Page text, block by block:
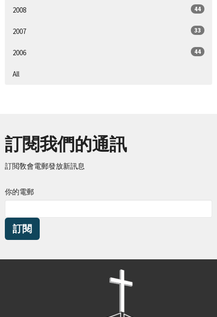
2008 44
2007 33
2006 44
All
訂閱我們的通訊
訂閲敎會電郵發放新訊息
你的電郵
訂閱